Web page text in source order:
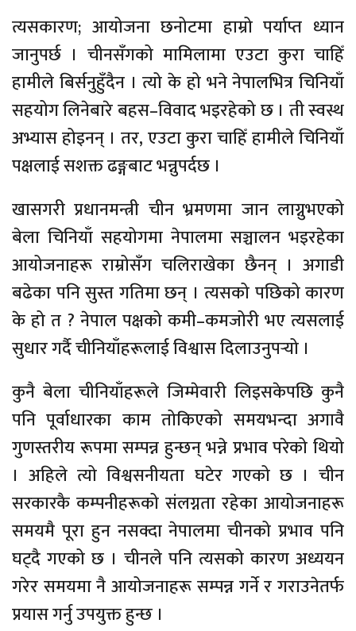
त्यसकारण; आयोजना छनोटमा हाम्रो पर्याप्त ध्यान
जानुपर्छ । चीनसँगको मामिलामा एउटा कुरा चाहिँ
हामीले बिर्सनुहुँदैन । त्यो के हो भने नेपालभित्र चिनियाँ
सहयोग लिनेबारे बहस–विवाद भइरहेको छ । ती स्वस्थ
अभ्यास होइनन् । तर, एउटा कुरा चाहिँ हामीले चिनियाँ
पक्षलाई सशक्त ढङ्गबाट भन्नुपर्दछ ।
खासगरी प्रधानमन्त्री चीन भ्रमणमा जान लाग्नुभएको
बेला चिनियाँ सहयोगमा नेपालमा सञ्चालन भइरहेका
आयोजनाहरू राम्रोसँग चलिराखेका छैनन् । अगाडी
बढेका पनि सुस्त गतिमा छन् । त्यसको पछिको कारण
के हो त ? नेपाल पक्षको कमी–कमजोरी भए त्यसलाई
सुधार गर्दै चीनियाँहरूलाई विश्वास दिलाउनुपर्‍यो ।
कुनै बेला चीनियाँहरूले जिम्मेवारी लिइसकेपछि कुनै
पनि पूर्वाधारका काम तोकिएको समयभन्दा अगावै
गुणस्तरीय रूपमा सम्पन्न हुन्छन् भन्ने प्रभाव परेको थियो
। अहिले त्यो विश्वसनीयता घटेर गएको छ । चीन
सरकारकै कम्पनीहरूको संलग्नता रहेका आयोजनाहरू
समयमै पूरा हुन नसक्दा नेपालमा चीनको प्रभाव पनि
घट्दै गएको छ । चीनले पनि त्यसको कारण अध्ययन
गरेर समयमा नै आयोजनाहरू सम्पन्न गर्ने र गराउनेतर्फ
प्रयास गर्नु उपयुक्त हुन्छ ।